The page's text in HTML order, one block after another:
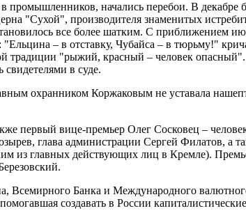
начались перебои. В декабре
"Сухой", производителя знаменитых
все более шатким. С приближением
– в отставку, Чубайса – в тюрьму!"
"рыжий, красный – человек
в суде.
охранником Коржаковым не уставала
первый вице-премьер Олег Сосковец –
глава администрации Сергей Филатов, а
из главных действующих лиц в Кремле).
Банка и Международного
создавать в России